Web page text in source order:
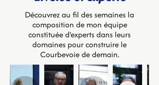
Découvrez au fil des semaines la
composition de mon équipe
constituée d'experts dans leurs
domaines pour construire le
Courbevoie de demain.